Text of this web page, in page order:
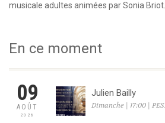
musicale adultes animées par Sonia Briot.
En ce moment
09
AOÛT
2026
Julien Bailly
Dimanche | 17:00 |